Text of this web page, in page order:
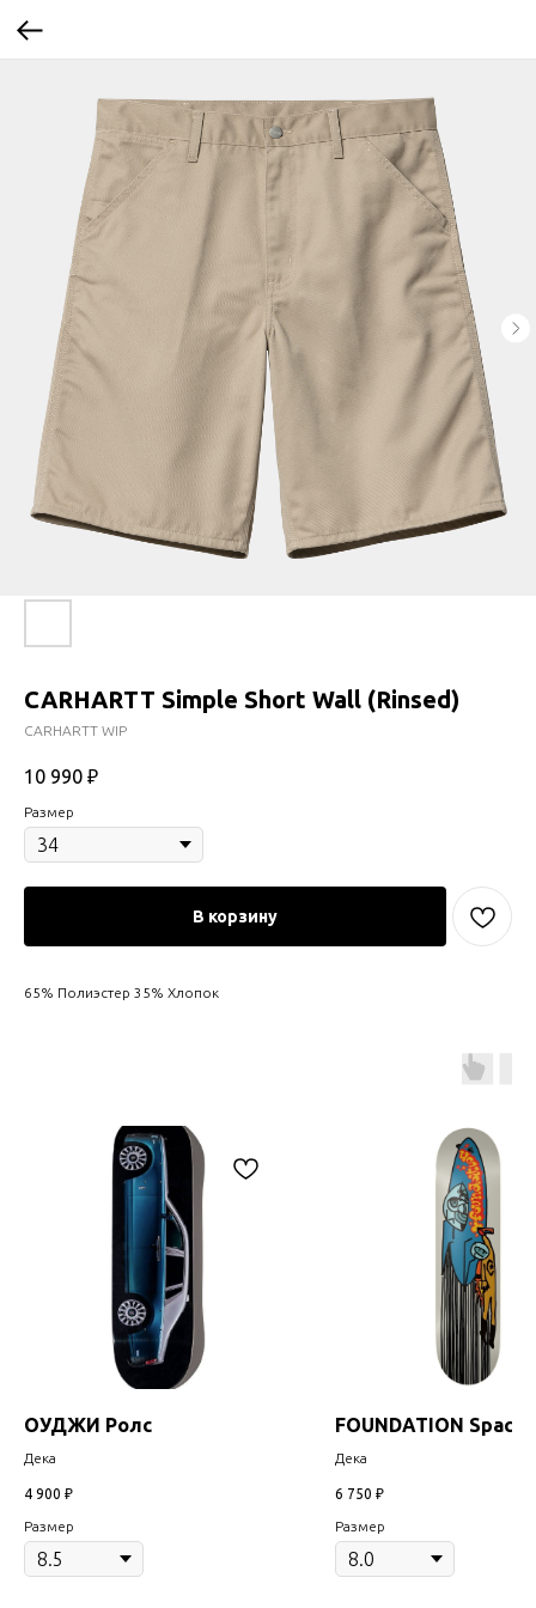
CARHARTT Simple Short Wall (Rinsed)
CARHARTT WIP
10 990 ₽
Размер
В корзину
65% Полиэстер 35% Хлопок
ОУДЖИ Ролс
Дека
4 900 ₽
Размер
FOUNDATION
Дека
6 750 ₽
Размер